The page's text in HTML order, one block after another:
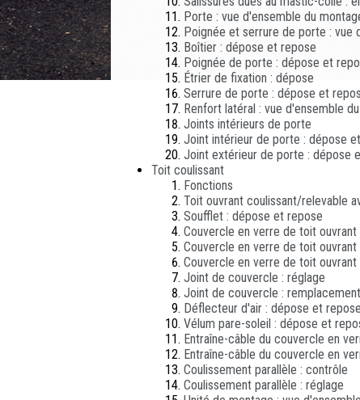
Porte : vue d'ensemble du
Poignée et serrure de porte : vue
Boîtier : dépose et repose
Poignée de porte : dépose et
Étrier de fixation : dépose
Serrure de porte : dépose et
Renfort latéral : vue d'ensemble
Joints intérieurs de porte
Joint intérieur de porte : dépose
Joint extérieur de porte : dépose
Toit coulissant
Fonctions
Toit ouvrant coulissant/relevable
Soufflet : dépose et repose
Couvercle en verre de toit
Couvercle en verre de toit
Couvercle en verre de toit
Joint de couvercle : réglage
Joint de couvercle : remplacement
Déflecteur d'air : dépose et repose
Vélum pare-soleil : dépose et
Entraîne-câble du couvercle en
Entraîne-câble du couvercle en
Coulissement parallèle : contrôle
Coulissement parallèle : réglage